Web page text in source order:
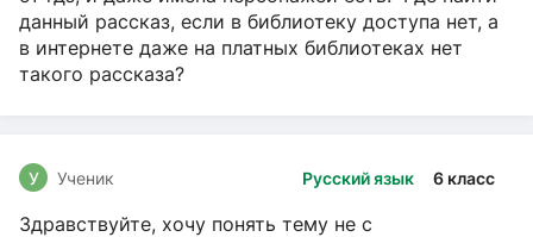
данный рассказ, если в библиотеку доступа нет, а
в интернете даже на платных библиотеках нет
такого рассказа?
Русский язык 6 класс
У Ученик
Здравствуйте, хочу понять тему не с